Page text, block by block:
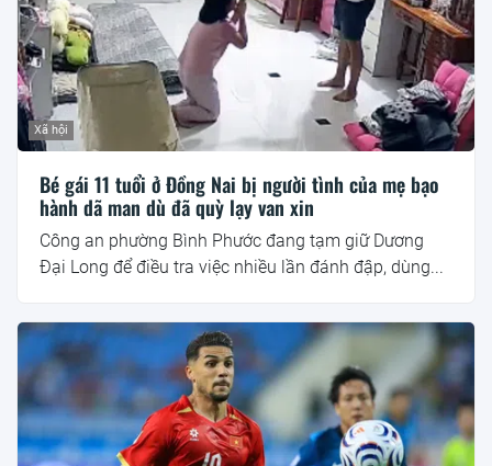
Xã hội
Bé gái 11 tuổi ở Đồng Nai bị người tình của mẹ bạo
hành dã man dù đã quỳ lạy van xin
Công an phường Bình Phước đang tạm giữ Dương
Đại Long để điều tra việc nhiều lần đánh đập, dùng...